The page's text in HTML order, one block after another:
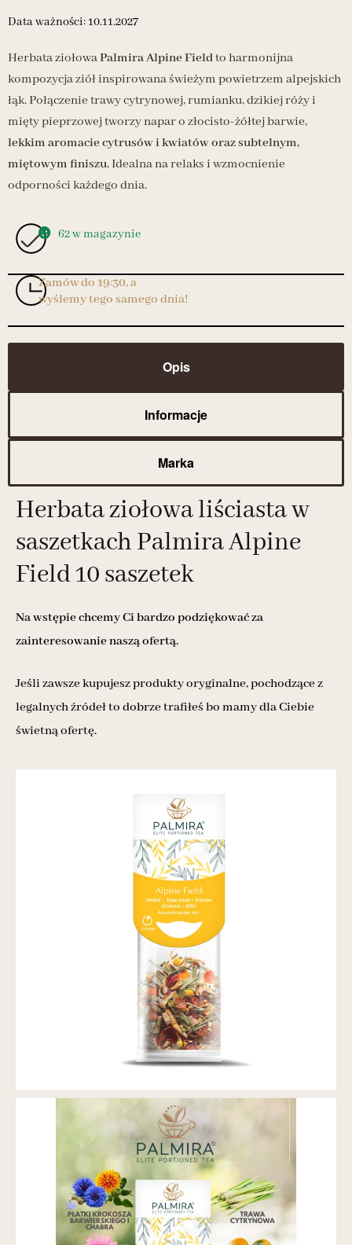
Data ważności: 10.11.2027
Herbata ziołowaPalmira Alpine Fieldto harmonijna
kompozycja ziół inspirowana świeżym powietrzem alpejskich
łąk. Połączenie trawy cytrynowej, rumianku, dzikiej róży i
mięty pieprzowej tworzy napar o złocisto-żółtej barwie,
lekkim aromacie cytrusów i kwiatów oraz subtelnym,
miętowym finiszu.Idealna na relaks i wzmocnienie
odporności każdego dnia.
62 w magazynie
Zamów do 19:30, a
wyślemy tego samego dnia!
Opis
Informacje
Marka
Herbata ziołowa liściasta w
saszetkach Palmira Alpine
Field 10 saszetek
Na wstępie chcemy Ci bardzo podziękować za
zainteresowanie naszą ofertą.
Jeśli zawsze kupujesz produkty oryginalne, pochodzące z
legalnych źródeł to dobrze trafiłeś bo mamy dla Ciebie
świetną ofertę.